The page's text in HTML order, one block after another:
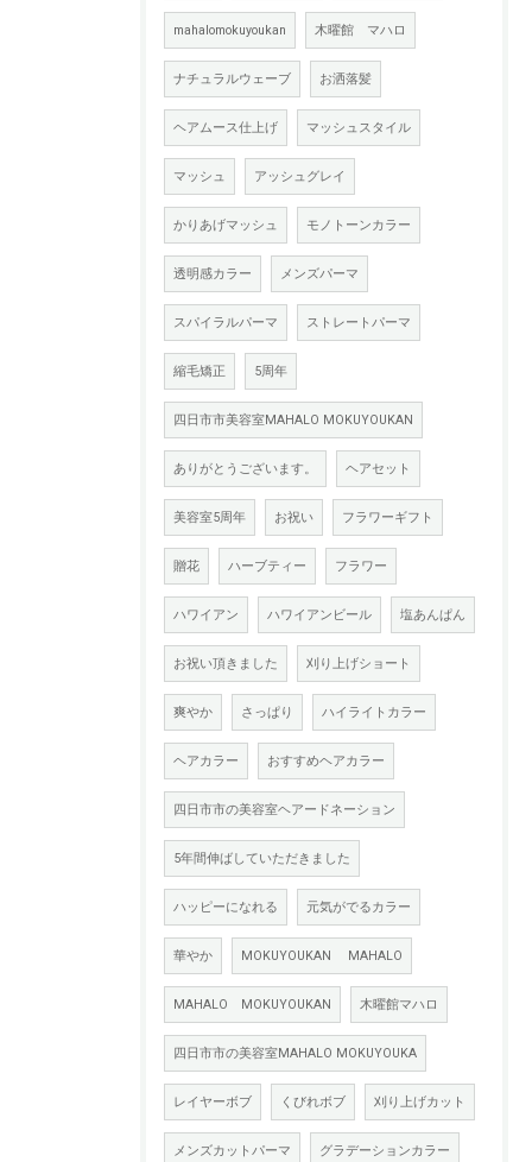
mahalomokuyoukan 木曜館 マハロ
ナチュラルウェーブ お洒落髪
ヘアムース仕上げ マッシュスタイル
マッシュ アッシュグレイ
かりあげマッシュ モノトーンカラー
透明感カラー メンズパーマ
スパイラルパーマ ストレートパーマ
縮毛矯正 5周年
四日市市美容室MAHALO MOKUYOUKAN
ありがとうございます。 ヘアセット
美容室5周年 お祝い フラワーギフト
贈花 ハーブティー フラワー
ハワイアン ハワイアンビール 塩あんぱん
お祝い頂きました 刈り上げショート
爽やか さっぱり ハイライトカラー
ヘアカラー おすすめヘアカラー
四日市市の美容室ヘアードネーション
5年間伸ばしていただきました
ハッピーになれる 元気がでるカラー
華やか MOKUYOUKAN MAHALO
MAHALO MOKUYOUKAN 木曜館マハロ
四日市市の美容室MAHALO MOKUYOUKA
レイヤーボブ くびれボブ 刈り上げカット
メンズカットパーマ グラデーションカラー